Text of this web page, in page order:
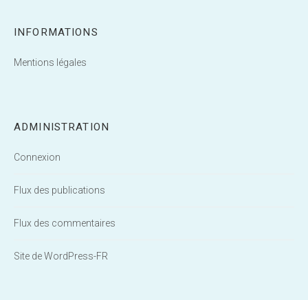
INFORMATIONS
Mentions légales
ADMINISTRATION
Connexion
Flux des publications
Flux des commentaires
Site de WordPress-FR